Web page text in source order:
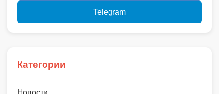
Telegram
Категории